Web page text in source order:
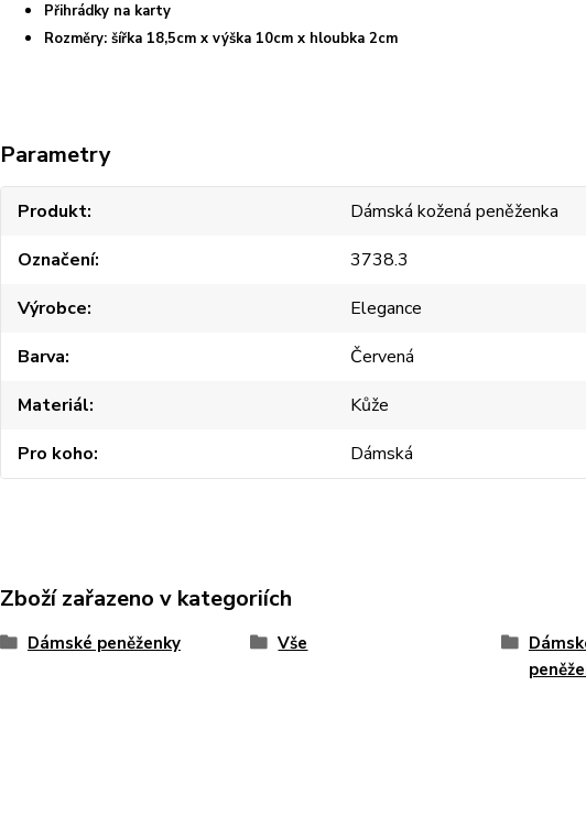
Přihrádky na karty
Rozměry: šířka 18,5cm x výška 10cm x hloubka 2cm
Parametry
Produkt
Dámská kožená peněženka
Označení
3738.3
Výrobce
Elegance
Barva
Červená
Materiál
Kůže
Pro koho
Dámská
Zboží zařazeno v kategoriích
Dámské peněženky Vše